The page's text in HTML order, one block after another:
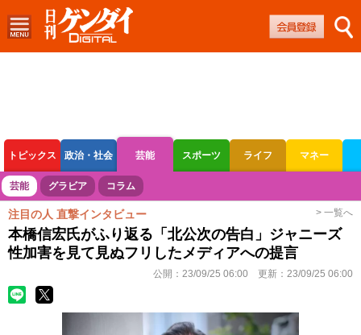
トピックス 政治・社会 芸能 スポーツ ライフ マネー
ボートレース 競輪 オートレース
芸能 グラビア コラム
注目の人 直撃インタビュー > 一覧へ
本橋信宏氏がふり返る「北公次の告白」ジャニーズ
性加害を見て見ぬフリしたメディアへの提言
公開： 23/09/25 06:00 更新： 23/09/25 06:00